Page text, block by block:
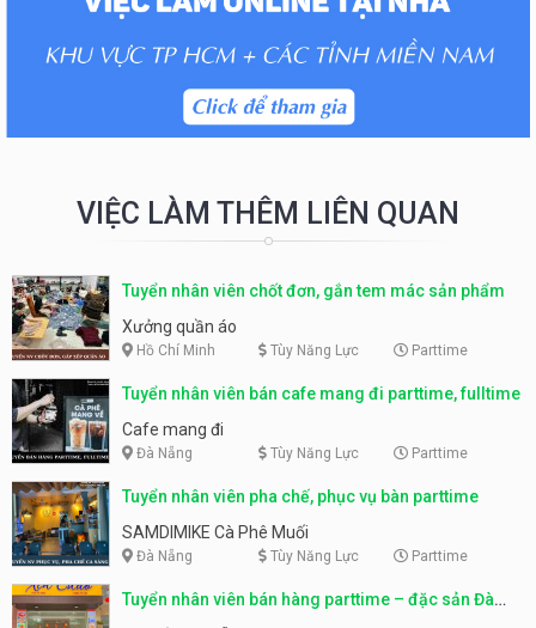
VIỆC LÀM THÊM LIÊN QUAN
Tuyển nhân viên chốt đơn, gắn tem mác sản phẩm
Xưởng quần áo
Hồ Chí Minh Tùy Năng Lực Parttime
Tuyển nhân viên bán cafe mang đi parttime, fulltime
Cafe mang đi
Đà Nẵng Tùy Năng Lực Parttime
Tuyển nhân viên pha chế, phục vụ bàn parttime
SAMDIMIKE Cà Phê Muối
Đà Nẵng Tùy Năng Lực Parttime
Tuyển nhân viên bán hàng parttime – đặc sản Đà